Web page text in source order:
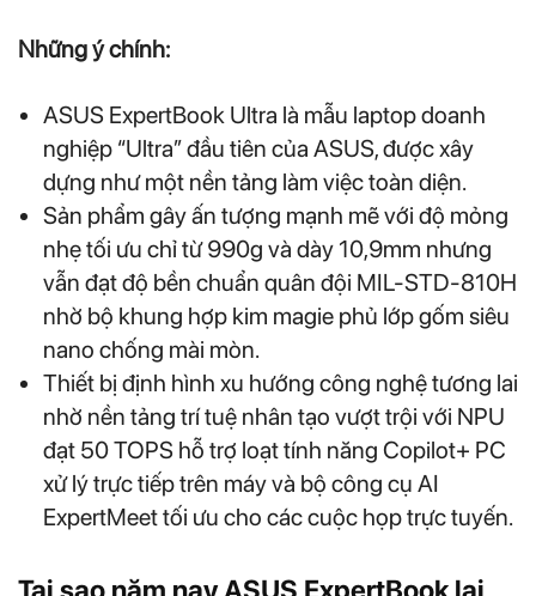
Những ý chính:
ASUS ExpertBook Ultra là mẫu laptop doanh
nghiệp “Ultra” đầu tiên của ASUS, được xây
dựng như một nền tảng làm việc toàn diện.
Sản phẩm gây ấn tượng mạnh mẽ với độ mỏng
nhẹ tối ưu chỉ từ 990g và dày 10,9mm nhưng
vẫn đạt độ bền chuẩn quân đội MIL-STD-810H
nhờ bộ khung hợp kim magie phủ lớp gốm siêu
nano chống mài mòn.
Thiết bị định hình xu hướng công nghệ tương lai
nhờ nền tảng trí tuệ nhân tạo vượt trội với NPU
đạt 50 TOPS hỗ trợ loạt tính năng Copilot+ PC
xử lý trực tiếp trên máy và bộ công cụ AI
ExpertMeet tối ưu cho các cuộc họp trực tuyến.